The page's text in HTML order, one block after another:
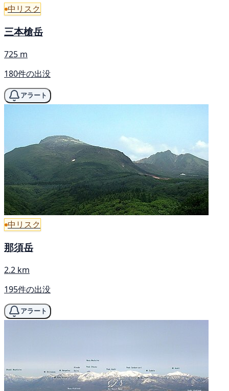
中リスク
三本槍岳
725 m
180件の出没
アラート
中リスク
那須岳
2.2 km
195件の出没
アラート